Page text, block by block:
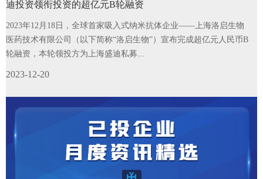
迪投资领衔投资的超亿元B轮融资
2023年12月18日，全球首家吸入式纳米抗体企业——上海洛启生物
医药技术有限公司（以下简称“洛启生物”）宣布完成超亿元人民币B
轮融资，本轮领投方为上海盛迪私募...
2023-12-20